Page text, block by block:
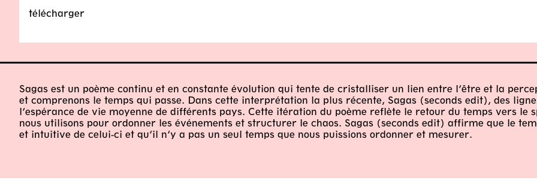
télécharger
Sagas est un poème continu et en constante évolution qui tente de cristalliser un lien entre l’être et la
et comprenons le temps qui passe. Dans cette interprétation la plus récente, Sagas (seconds edit), des
l’espérance de vie moyenne de différents pays. Cette itération du poème reflète le retour du temps vers le
nous utilisons pour ordonner les événements et structurer le chaos. Sagas (seconds edit) affirme que le
et intuitive de celui-ci et qu’il n’y a pas un seul temps que nous puissions ordonner et mesurer.